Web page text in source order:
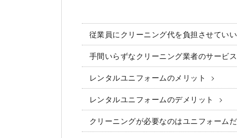
従業員にクリーニング代を負担させていい
手間いらずなクリーニング業者のサービス
レンタルユニフォームのメリット
レンタルユニフォームのデメリット
クリーニングが必要なのはユニフォーム